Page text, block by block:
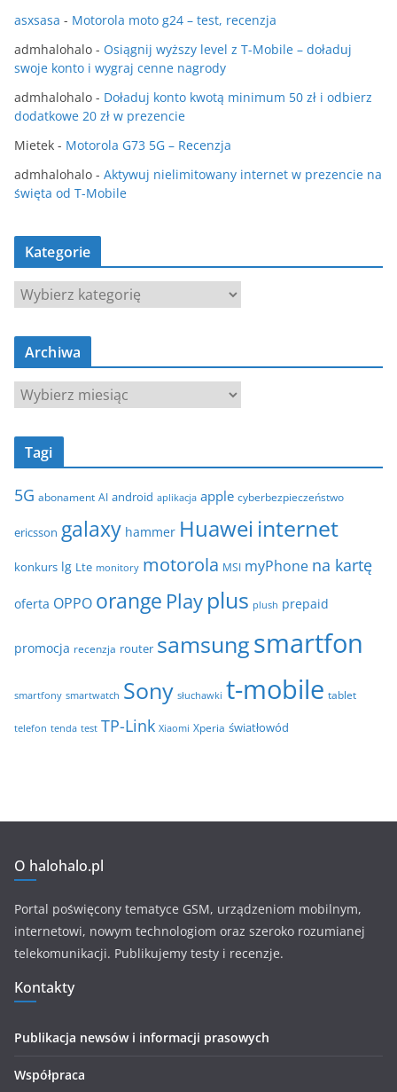
asxsasa - Motorola moto g24 – test, recenzja
admhalohalo - Osiągnij wyższy level z T-Mobile – doładuj
swoje konto i wygraj cenne nagrody
admhalohalo - Doładuj konto kwotą minimum 50 zł i odbierz
dodatkowe 20 zł w prezencie
Mietek - Motorola G73 5G – Recenzja
admhalohalo - Aktywuj nielimitowany internet w prezencie na
święta od T-Mobile
Kategorie
K
a
t
g
e
Archiwa
A
r
c
w
Tagi
5G abonament AI android aplikacja apple cyberbezpieczeństwo
ericsson galaxy hammer Huawei internet
konkurs lg Lte monitory motorola MSI myPhone na kartę
oferta OPPO orange Play plus plush prepaid
promocja recenzja router samsungsmartfon
smartfony smartwatch Sony słuchawki t-mobile tablet
telefon tenda test TP-Link Xiaomi Xperia światłowód
O halohalo.pl
Portal poświęcony tematyce GSM, urządzeniom mobilnym,
internetowi, nowym technologiom oraz szeroko rozumianej
telekomunikacji. Publikujemy testy i recenzje.
Kontakty
Publikacja newsów i informacji prasowych
Współpraca